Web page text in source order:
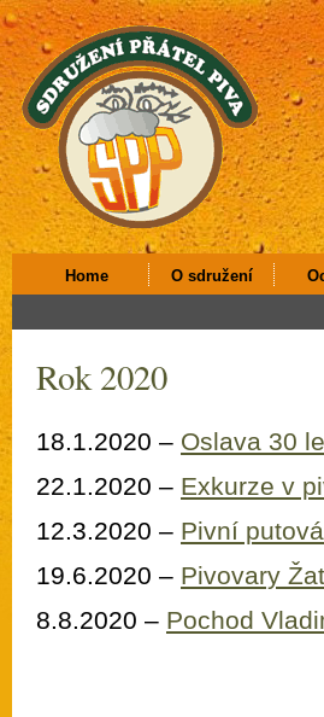
Home O sdružení
Rok 2020
18.1.2020 – Oslava 30
22.1.2020 – Exkurze v
12.3.2020 – Pivní
19.6.2020 – Pivovary
8.8.2020 – Pochod